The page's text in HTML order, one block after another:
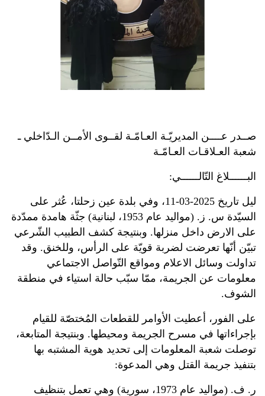
صــدر عــــن المديريّـة العـامّـة لقــوى الأمــن الـدّاخلي ـ
شعبة العـلاقـات العـامّـة
البــــــلاغ التّالــــــي:
ليل تاريخ 2025-03-11، وفي بلدة عين زحلتا، عُثر على
السيّدة س. ز. (مواليد عام 1953، لبنانية) جثّة هامدة ممدّدة
على الارض داخل منزلها. وبنتيجة كشف الطبيب الشّرعي
تبيّن أنّها تعرضت لضربة قويّة على الرأس، وللخنق. وقد
تداولت وسائل الاعلام ومواقع التّواصل الاجتماعي
معلومات عن الجريمة، ممّا سبّب حالة استياء في منطقة
الشوف.
على الفور، أعطيت الأوامر للقطعات المُختصّة للقيام
بإجراءاتها في مسرح الجريمة ومحيطها. وبنتيجة المتابعة،
توصلت شعبة المعلومات إلى تحديد هوية المشتبه بها
بتنفيذ جريمة القتل وهي المدعوة:
ر. ف. (مواليد عام 1973، سورية) وهي تعمل بتنظيف